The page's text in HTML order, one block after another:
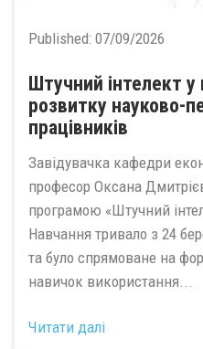
Published: 07/09/2026
Штучний інтелект
розвитку науково-
працівників
Завідувачка кафедри
професор Оксана
програмою «Штучний
Навчання тривало з 24
та було спрямоване на
навичок використання...
Читати далі